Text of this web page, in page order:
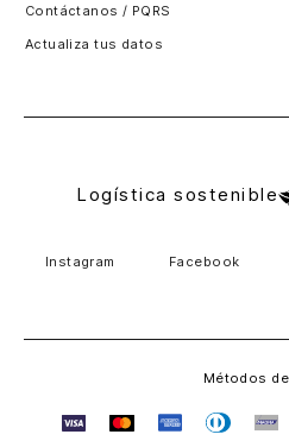
Contáctanos / PQRS
Actualiza tus datos
Logística sostenible
Instagram Facebook
Métodos